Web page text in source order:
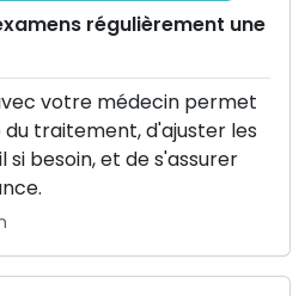
régulièrement une
votre médecin permet
traitement, d'ajuster les
besoin, et de s'assurer